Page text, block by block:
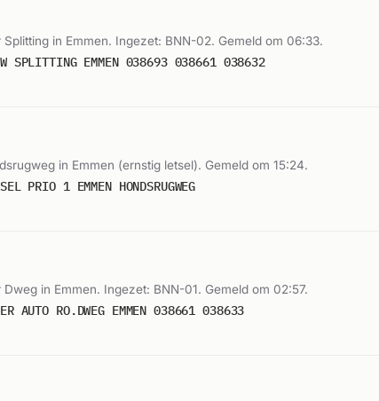
in Emmen. Ingezet: BNN-02. Gemeld om 06:33.
SPLITTING EMMEN 038693 038661 038632
in Emmen (ernstig letsel). Gemeld om 15:24.
PRIO 1 EMMEN HONDSRUGWEG
in Emmen. Ingezet: BNN-01. Gemeld om 02:57.
AUTO RO.DWEG EMMEN 038661 038633